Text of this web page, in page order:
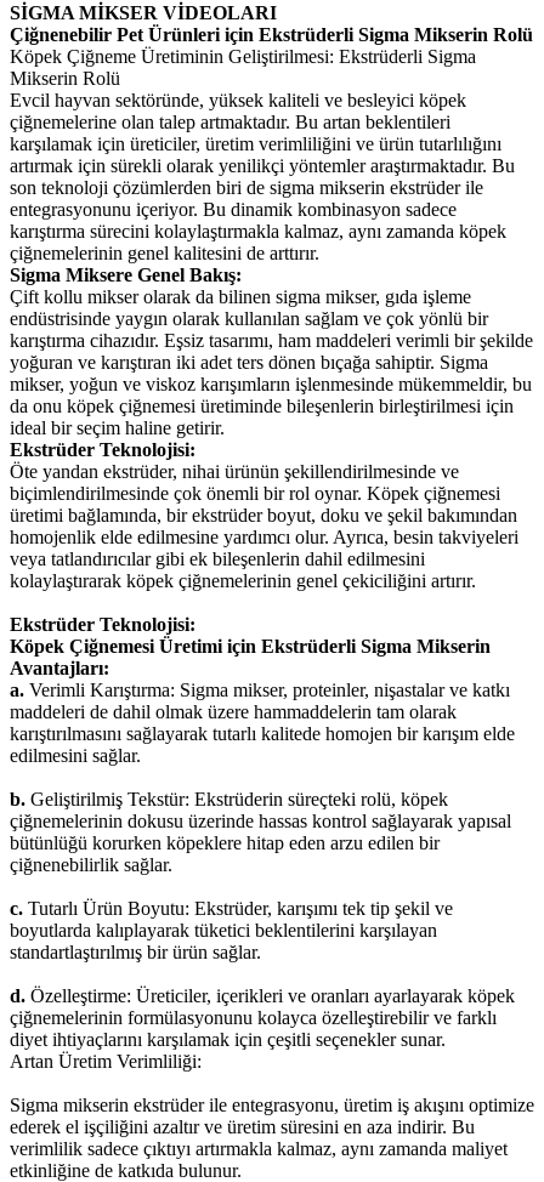
SİGMA MİKSER VİDEOLARI
Çiğnenebilir Pet Ürünleri için Ekstrüderli Sigma Mikserin Rolü
Köpek Çiğneme Üretiminin Geliştirilmesi: Ekstrüderli Sigma
Mikserin Rolü
Evcil hayvan sektöründe, yüksek kaliteli ve besleyici köpek
çiğnemelerine olan talep artmaktadır. Bu artan beklentileri
karşılamak için üreticiler, üretim verimliliğini ve ürün tutarlılığını
artırmak için sürekli olarak yenilikçi yöntemler araştırmaktadır. Bu
son teknoloji çözümlerden biri de sigma mikserin ekstrüder ile
entegrasyonunu içeriyor. Bu dinamik kombinasyon sadece
karıştırma sürecini kolaylaştırmakla kalmaz, aynı zamanda köpek
çiğnemelerinin genel kalitesini de arttırır.
Sigma Miksere Genel Bakış:
Çift kollu mikser olarak da bilinen sigma mikser, gıda işleme
endüstrisinde yaygın olarak kullanılan sağlam ve çok yönlü bir
karıştırma cihazıdır. Eşsiz tasarımı, ham maddeleri verimli bir şekilde
yoğuran ve karıştıran iki adet ters dönen bıçağa sahiptir. Sigma
mikser, yoğun ve viskoz karışımların işlenmesinde mükemmeldir, bu
da onu köpek çiğnemesi üretiminde bileşenlerin birleştirilmesi için
ideal bir seçim haline getirir.
Ekstrüder Teknolojisi:
Öte yandan ekstrüder, nihai ürünün şekillendirilmesinde ve
biçimlendirilmesinde çok önemli bir rol oynar. Köpek çiğnemesi
üretimi bağlamında, bir ekstrüder boyut, doku ve şekil bakımından
homojenlik elde edilmesine yardımcı olur. Ayrıca, besin takviyeleri
veya tatlandırıcılar gibi ek bileşenlerin dahil edilmesini
kolaylaştırarak köpek çiğnemelerinin genel çekiciliğini artırır.
Ekstrüder Teknolojisi:
Köpek Çiğnemesi Üretimi için Ekstrüderli Sigma Mikserin
Avantajları:
a. Verimli Karıştırma: Sigma mikser, proteinler, nişastalar ve katkı
maddeleri de dahil olmak üzere hammaddelerin tam olarak
karıştırılmasını sağlayarak tutarlı kalitede homojen bir karışım elde
edilmesini sağlar.
b. Geliştirilmiş Tekstür: Ekstrüderin süreçteki rolü, köpek
çiğnemelerinin dokusu üzerinde hassas kontrol sağlayarak yapısal
bütünlüğü korurken köpeklere hitap eden arzu edilen bir
çiğnenebilirlik sağlar.
c. Tutarlı Ürün Boyutu: Ekstrüder, karışımı tek tip şekil ve
boyutlarda kalıplayarak tüketici beklentilerini karşılayan
standartlaştırılmış bir ürün sağlar.
d. Özelleştirme: Üreticiler, içerikleri ve oranları ayarlayarak köpek
çiğnemelerinin formülasyonunu kolayca özelleştirebilir ve farklı
diyet ihtiyaçlarını karşılamak için çeşitli seçenekler sunar.
Artan Üretim Verimliliği:
Sigma mikserin ekstrüder ile entegrasyonu, üretim iş akışını optimize
ederek el işçiliğini azaltır ve üretim süresini en aza indirir. Bu
verimlilik sadece çıktıyı artırmakla kalmaz, aynı zamanda maliyet
etkinliğine de katkıda bulunur.